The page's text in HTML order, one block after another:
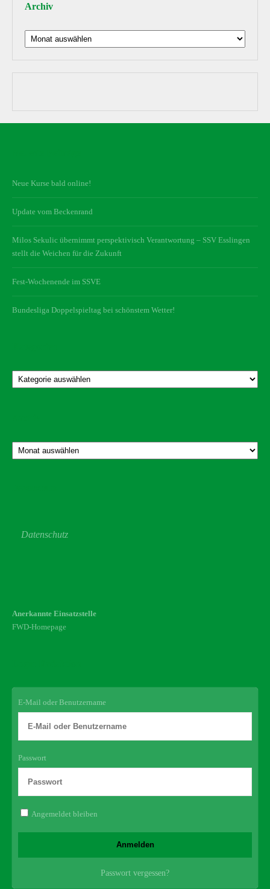
Archiv
Archiv
Neue Kurse bald online!
Update vom Beckenrand
Milos Sekulic übernimmt perspektivisch Verantwortung – SSV Esslingen
stellt die Weichen für die Zukunft
Fest-Wochenende im SSVE
Bundesliga Doppelspieltag bei schönstem Wetter!
Kategorien
Archiv
Datenschutz
Anerkannte Einsatzstelle
FWD-Homepage
E-Mail oder Benutzername
Passwort
Angemeldet bleiben
Passwort vergessen?